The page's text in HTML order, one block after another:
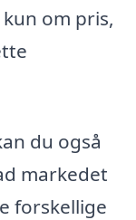
om pris,
du også
markedet
forskellige